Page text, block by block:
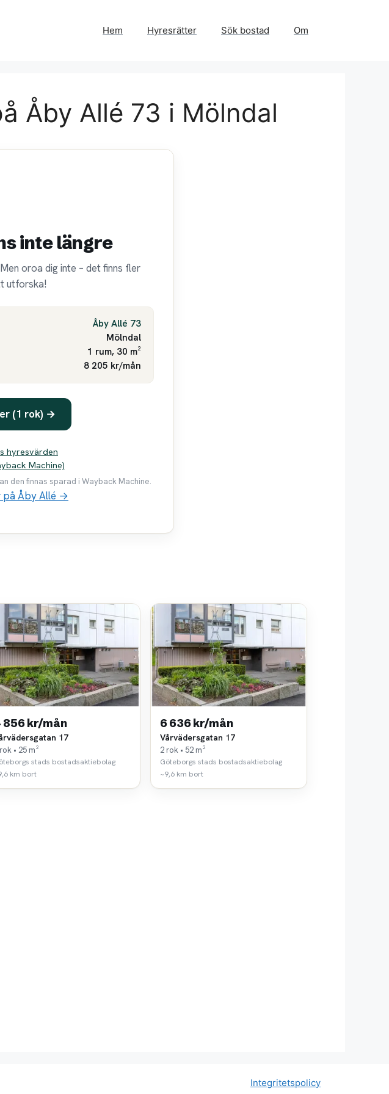
Hem Hyresrätter Sök bostad Om
Åby Allé 73 i Mölndal
inte längre
oroa dig inte – det finns fler
utforska!
Åby Allé 73
Mölndal
1 rum, 30 m²
8 205 kr/mån
(1 rok) →
hyresvärden
Machine)
den finnas sparad i Wayback Machine.
på Åby Allé →
856 kr/mån
17
• 25 m²
stads bostadsaktiebolag
km bort
6 636 kr/mån
Vårvädersgatan 17
2 rok • 52 m²
Göteborgs stads bostadsaktiebolag
~9,6 km bort
Integritetspolicy